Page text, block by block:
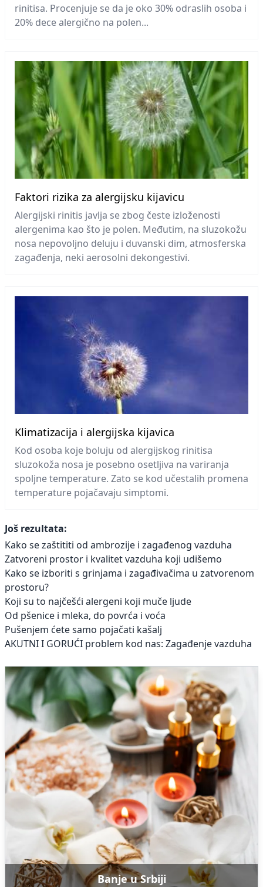
rinitisa. Procenjuje se da je oko 30% odraslih osoba i
20% dece alergično na polen...
Faktori rizika za alergijsku kijavicu
Alergijski rinitis javlja se zbog česte izloženosti
alergenima kao što je polen. Međutim, na sluzokožu
nosa nepovoljno deluju i duvanski dim, atmosferska
zagađenja, neki aerosolni dekongestivi.
Klimatizacija i alergijska kijavica
Kod osoba koje boluju od alergijskog rinitisa
sluzokoža nosa je posebno osetljiva na variranja
spoljne temperature. Zato se kod učestalih promena
temperature pojačavaju simptomi.
Još rezultata:
Kako se zaštititi od ambrozije i zagađenog vazduha
Zatvoreni prostor i kvalitet vazduha koji udišemo
Kako se izboriti s grinjama i zagađivačima u zatvorenom
prostoru?
Koji su to najčešći alergeni koji muče ljude
Od pšenice i mleka, do povrća i voća
Pušenjem ćete samo pojačati kašalj
AKUTNI I GORUĆI problem kod nas: Zagađenje vazduha
Banje u Srbiji